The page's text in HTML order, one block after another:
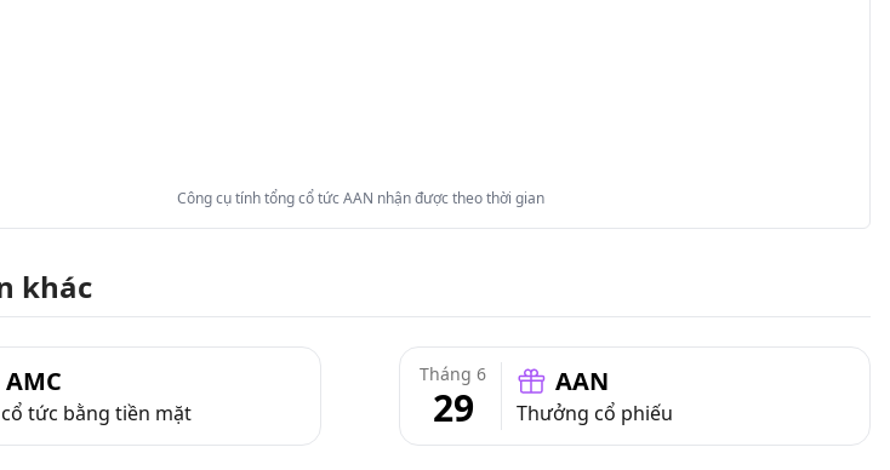
Công cụ tính tổng cổ tức AAN nhận được theo thời gian
khác
AMC
tức bằng tiền mặt
Tháng 6
29
AAN
Thưởng cổ phiếu